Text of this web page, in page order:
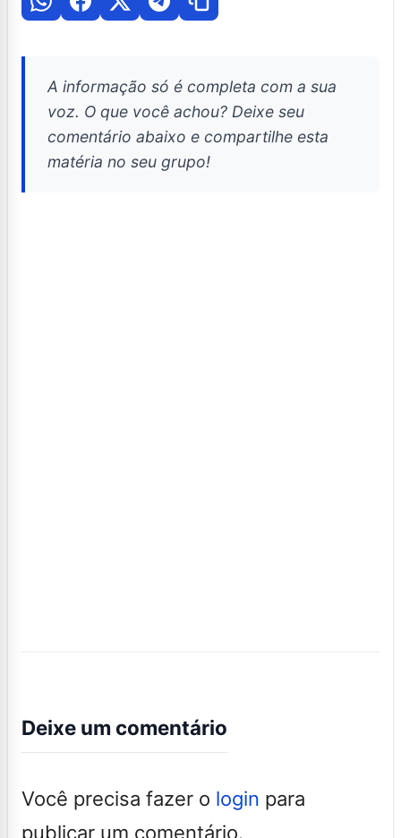
A informação só é completa com a sua
voz. O que você achou? Deixe seu
comentário abaixo e compartilhe esta
matéria no seu grupo!
Deixe um comentário
Você precisa fazer o login para
publicar um comentário.